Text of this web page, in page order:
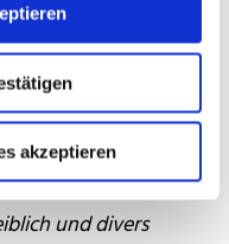
akzeptieren
wird im
Verwendung
und divers